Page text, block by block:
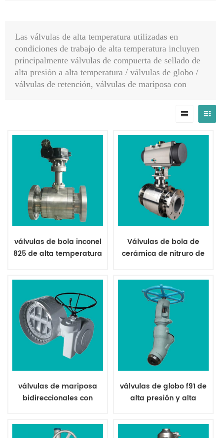
Las válvulas de alta temperatura utilizadas en
condiciones de trabajo de alta temperatura incluyen
principalmente válvulas de compuerta de sellado de
alta presión a alta temperatura / válvulas de globo /
válvulas de retención, válvulas de mariposa con
válvulas de bola inconel
825 de alta temperatura
Válvulas de bola de
cerámica de nitruro de
temperatura
válvulas de mariposa
bidireccionales con
válvulas de globo f91 de
alta presión y alta